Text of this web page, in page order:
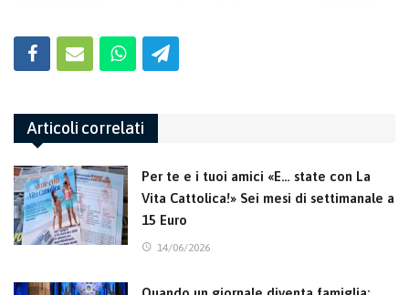
Articoli correlati
Per te e i tuoi amici «E… state con La
Vita Cattolica!» Sei mesi di settimanale a
15 Euro
14/06/2026